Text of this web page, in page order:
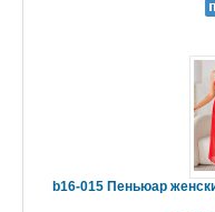
b16-015 Пеньюар